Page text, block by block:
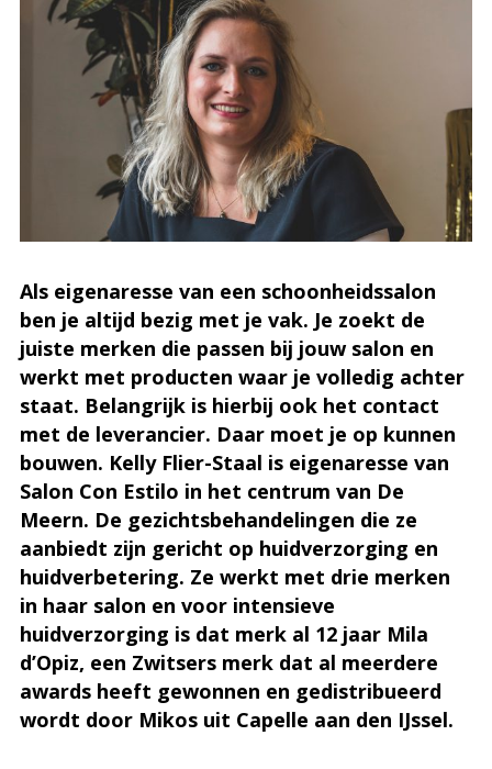
Als eigenaresse van een schoonheidssalon
ben je altijd bezig met je vak. Je zoekt de
juiste merken die passen bij jouw salon en
werkt met producten waar je volledig achter
staat. Belangrijk is hierbij ook het contact
met de leverancier. Daar moet je op kunnen
bouwen. Kelly Flier-Staal is eigenaresse van
Salon Con Estilo in het centrum van De
Meern. De gezichtsbehandelingen die ze
aanbiedt zijn gericht op huidverzorging en
huidverbetering. Ze werkt met drie merken
in haar salon en voor intensieve
huidverzorging is dat merk al 12 jaar Mila
d’Opiz, een Zwitsers merk dat al meerdere
awards heeft gewonnen en gedistribueerd
wordt door Mikos uit Capelle aan den IJssel.